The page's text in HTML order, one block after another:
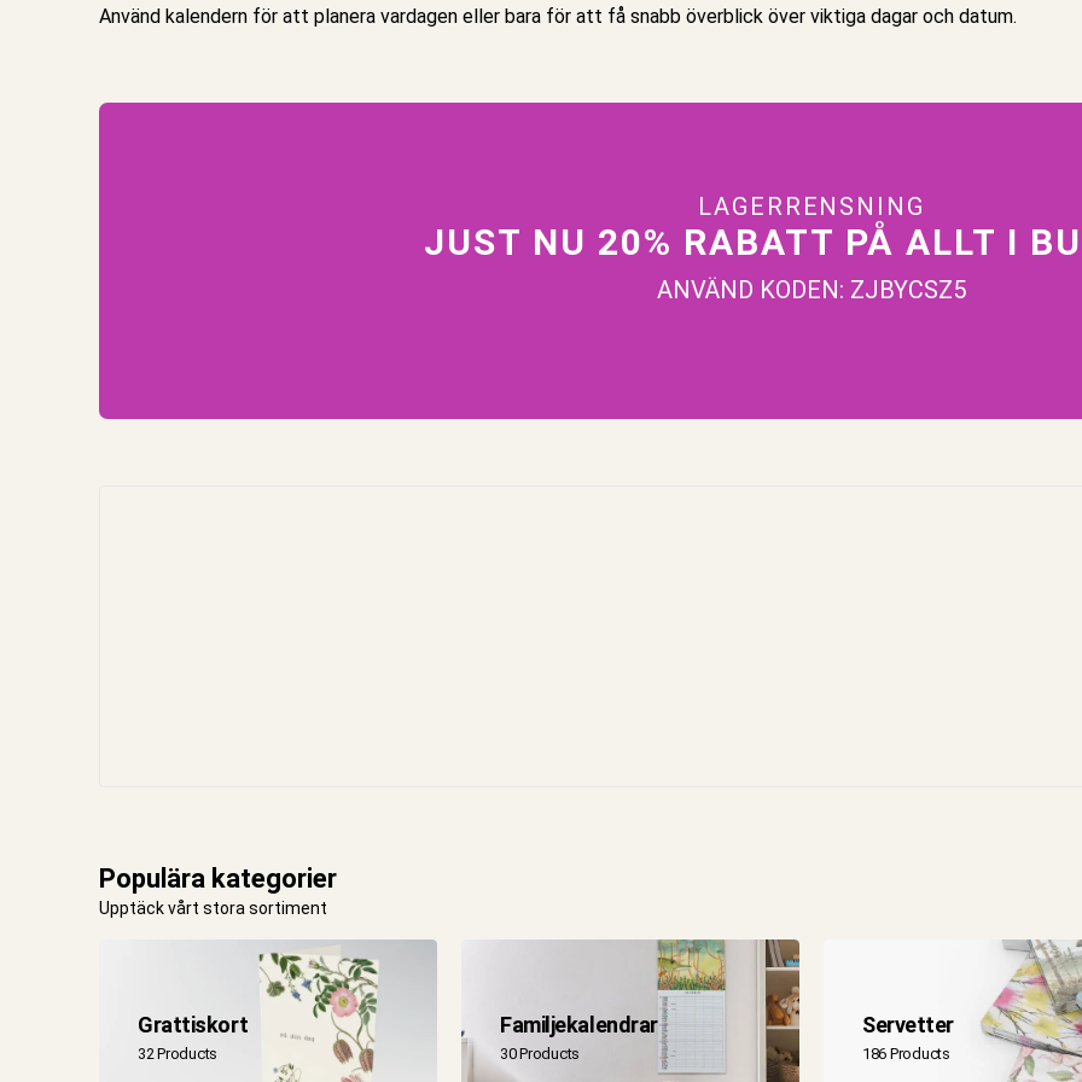
Använd kalendern för att planera vardagen eller bara för att få snabb överblick över viktiga dagar och datum.
LAGERRENSNING
JUST NU 20% RABATT PÅ ALLT I
ANVÄND KODEN: ZJBYCSZ5
Populära kategorier
Upptäck vårt stora sortiment
Grattiskort
32 Products
Familjekalendrar
30 Products
Servetter
186 Products